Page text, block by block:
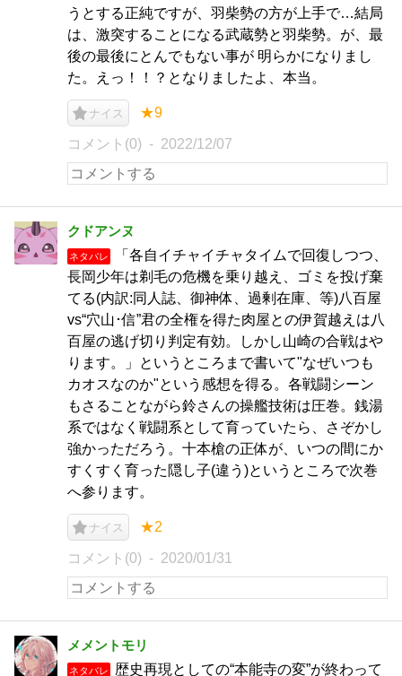
うとする正純ですが、羽柴勢の方が上手で…結局
は、激突することになる武蔵勢と羽柴勢。が、最
後の最後にとんでもない事が 明らかになりまし
た。えっ！！？となりましたよ、本当。
ナイス ★9
コメント(0) 2022/12/07
クドアンヌ
ネタバレ
「各自イチャイチャタイムで回復しつつ、
長岡少年は剃毛の危機を乗り越え、ゴミを投げ棄
てる(内訳:同人誌、御神体、過剰在庫、等)八百屋
vs“穴山･信”君の全権を得た肉屋との伊賀越えは八
百屋の逃げ切り判定有効。しかし山崎の合戦はや
ります。」というところまで書いて"なぜいつも
カオスなのか"という感想を得る。各戦闘シーン
もさることながら鈴さんの操艦技術は圧巻。銭湯
系ではなく戦闘系として育っていたら、さぞかし
強かっただろう。十本槍の正体が、いつの間にか
すくすく育った隠し子(違う)というところで次巻
へ参ります。
ナイス ★2
コメント(0) 2020/01/31
メメントモリ
ネタバレ 歴史再現としての“本能寺の変”が終わって